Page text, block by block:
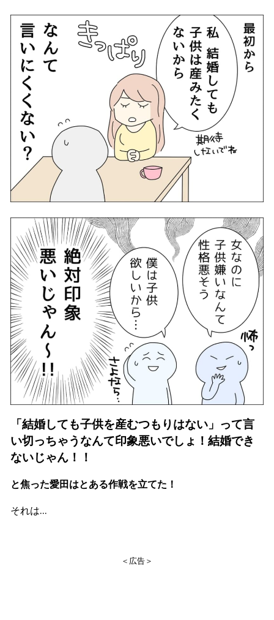
「結婚しても子供を産むつもりはない」って言
い切っちゃうなんて印象悪いでしょ！結婚でき
ないじゃん！！
と焦った愛田はとある作戦を立てた！
それは…
＜広告＞